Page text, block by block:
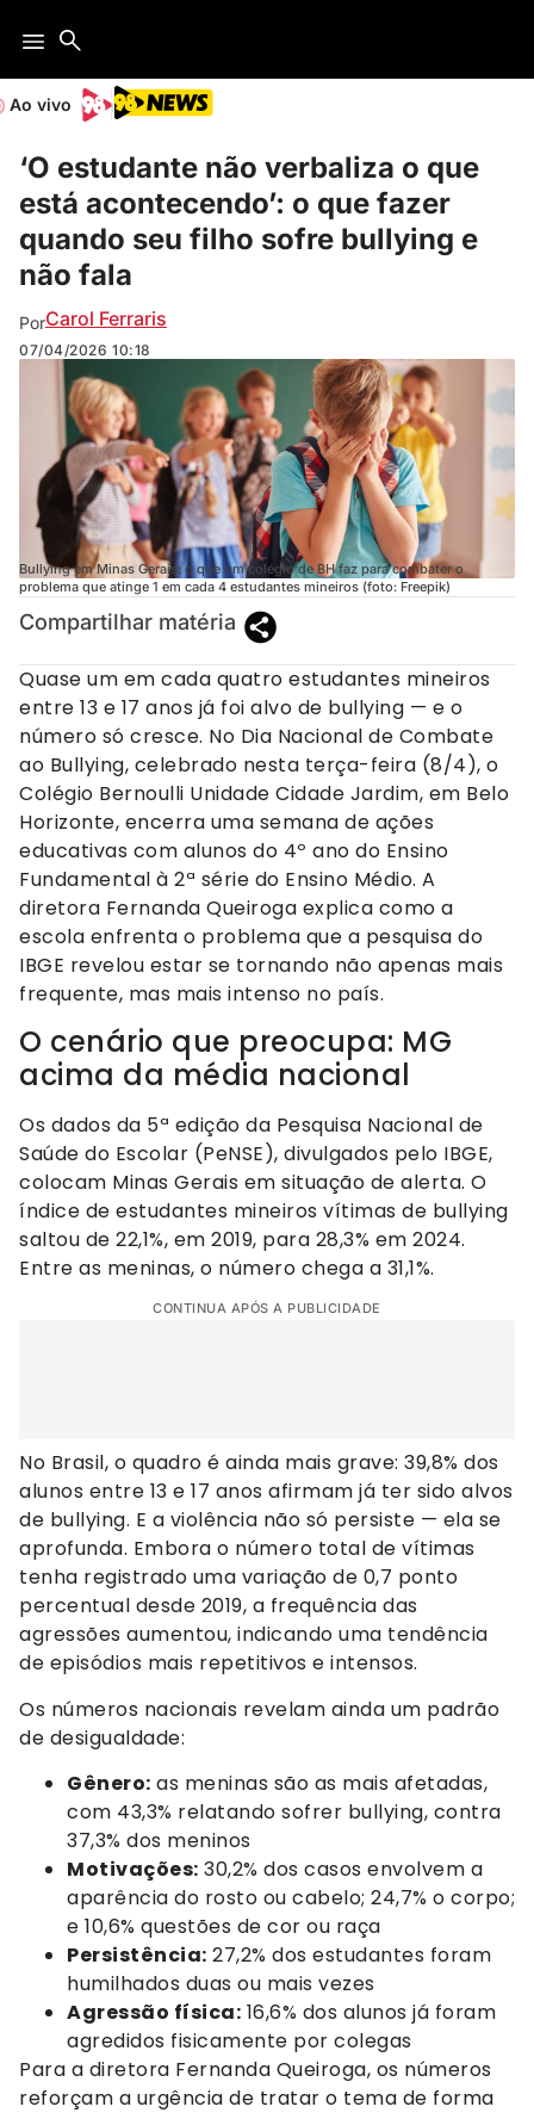
Ao vivo
‘O estudante não verbaliza o que
está acontecendo’: o que fazer
quando seu filho sofre bullying e
não fala
PorCarol Ferraris
07/04/2026 10:18
Bullying em Minas Gerais: o que um colégio de BH faz para combater o
problema que atinge 1 em cada 4 estudantes mineiros (foto: Freepik)
Compartilhar matéria
Quase um em cada quatro estudantes mineiros
entre 13 e 17 anos já foi alvo de bullying — e o
número só cresce. No Dia Nacional de Combate
ao Bullying, celebrado nesta terça-feira (8/4), o
Colégio Bernoulli Unidade Cidade Jardim, em Belo
Horizonte, encerra uma semana de ações
educativas com alunos do 4º ano do Ensino
Fundamental à 2ª série do Ensino Médio. A
diretora Fernanda Queiroga explica como a
escola enfrenta o problema que a pesquisa do
IBGE revelou estar se tornando não apenas mais
frequente, mas mais intenso no país.
O cenário que preocupa: MG
acima da média nacional
Os dados da 5ª edição da Pesquisa Nacional de
Saúde do Escolar (PeNSE), divulgados pelo IBGE,
colocam Minas Gerais em situação de alerta. O
índice de estudantes mineiros vítimas de bullying
saltou de 22,1%, em 2019, para 28,3% em 2024.
Entre as meninas, o número chega a 31,1%.
CONTINUA APÓS A PUBLICIDADE
No Brasil, o quadro é ainda mais grave: 39,8% dos
alunos entre 13 e 17 anos afirmam já ter sido alvos
de bullying. E a violência não só persiste — ela se
aprofunda. Embora o número total de vítimas
tenha registrado uma variação de 0,7 ponto
percentual desde 2019, a frequência das
agressões aumentou, indicando uma tendência
de episódios mais repetitivos e intensos.
Os números nacionais revelam ainda um padrão
de desigualdade:
Gênero: as meninas são as mais afetadas,
com 43,3% relatando sofrer bullying, contra
37,3% dos meninos
Motivações: 30,2% dos casos envolvem a
aparência do rosto ou cabelo; 24,7% o corpo;
e 10,6% questões de cor ou raça
Persistência: 27,2% dos estudantes foram
humilhados duas ou mais vezes
Agressão física: 16,6% dos alunos já foram
agredidos fisicamente por colegas
Para a diretora Fernanda Queiroga, os números
reforçam a urgência de tratar o tema de forma